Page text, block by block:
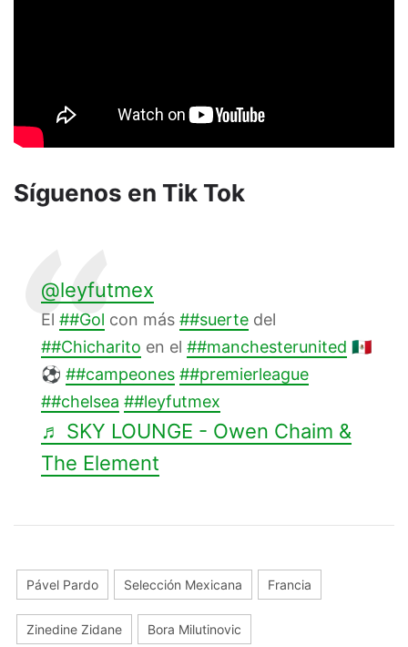
Síguenos en Tik Tok
@leyfutmex
El ##Gol con más ##suerte del
##Chicharito en el ##manchesterunited 🇲🇽
⚽ ##campeones ##premierleague
##chelsea ##leyfutmex
♬ SKY LOUNGE - Owen Chaim &
The Element
Pável Pardo Selección Mexicana Francia
Zinedine Zidane Bora Milutinovic